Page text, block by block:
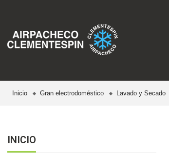
Inicio Gran electrodoméstico Lavado y Secado
INICIO